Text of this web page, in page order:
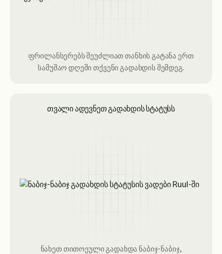
ფრილანსერებს შეუძლიათ თანხის გატანა ერთ
სამუშაო დღეში თქვენი გადახდის შემდეგ.
თვალი ადევნეთ გადახდის სტატუსს
ნახეთ თითოეული გადახდა ნაბიჯ-ნაბიჯ,